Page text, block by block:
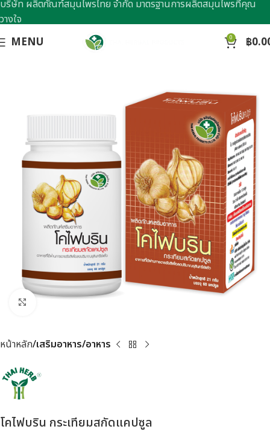
MENU 0 ฿
Click to enlarge
หน้าหลัก เสริมอาหาร/อาหาร
โคไฟบริน กระเทียมสกัดแคปซูล
บริษัท ผลิตภัณฑ์สมุนไพรไทย จำกัด มาตรฐานการผลิตสมุนไพรที่คุณ
วางใจ